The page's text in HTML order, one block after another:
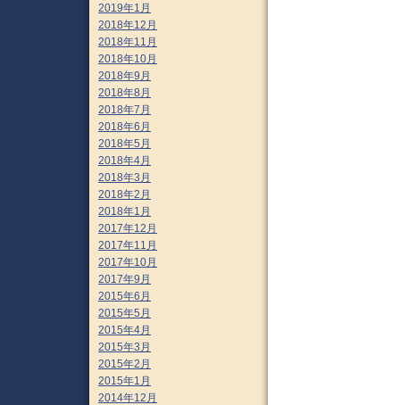
2019年1月
2018年12月
2018年11月
2018年10月
2018年9月
2018年8月
2018年7月
2018年6月
2018年5月
2018年4月
2018年3月
2018年2月
2018年1月
2017年12月
2017年11月
2017年10月
2017年9月
2015年6月
2015年5月
2015年4月
2015年3月
2015年2月
2015年1月
2014年12月